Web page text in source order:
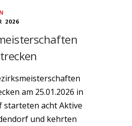
2026
am 25.01.2026 in
acht Aktive
und kehrten